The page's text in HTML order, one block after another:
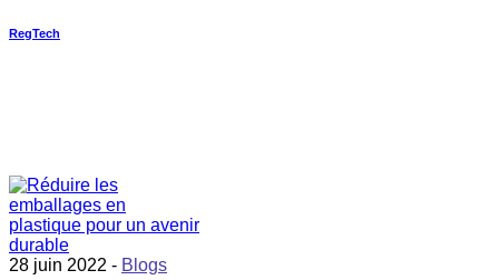
RegTech
28 juin 2022 - Blogs